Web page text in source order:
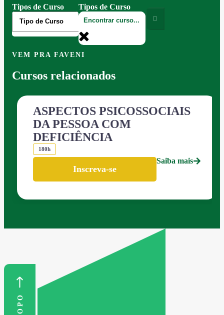
Tipos de Curso
Tipos de Curso
VEM PRA FAVENI
Cursos relacionados
ASPECTOS PSICOSSOCIAIS
DA PESSOA COM
DEFICIÊNCIA
180h
Inscreva-se
Saiba mais